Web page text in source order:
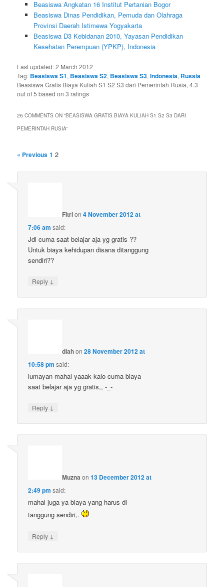
Beasiswa Angkatan 16 Institut Pertanian Bogor
Beasiswa Dinas Pendidikan, Pemuda dan Olahraga
Provinsi Daerah Istimewa Yogyakarta
Beasiswa D3 Kebidanan 2010, Yayasan Pendidikan
Kesehatan Perempuan (YPKP), Indonesia
Last updated:2 March 2012
Tag: Beasiswa S1, Beasiswa S2, Beasiswa S3,Indonesia, Russia
Beasiswa Gratis Biaya Kuliah S1 S2 S3 dari Pemerintah Rusia,4.3
out of5 based on3 ratings
26 COMMENTS ON “BEASISWA GRATIS BIAYA KULIAH S1 S2 S3 DARI
PEMERINTAH RUSIA”
« Previous 1 2
Fitrion4 November 2012 at
7:06 am said:
Jdi cuma saat belajar aja yg gratis ??
Untuk biaya kehidupan disana ditanggung
sendiri??
Reply ↓
diahon28 November 2012 at
10:58 pm said:
lumayan mahal yaaak kalo cuma biaya
saat belajar aja yg gratis,, -_-
Reply ↓
Muzna on13 December 2012 at
2:49 pm said:
mahal juga ya biaya yang harus di
tanggung sendiri,.
Reply ↓